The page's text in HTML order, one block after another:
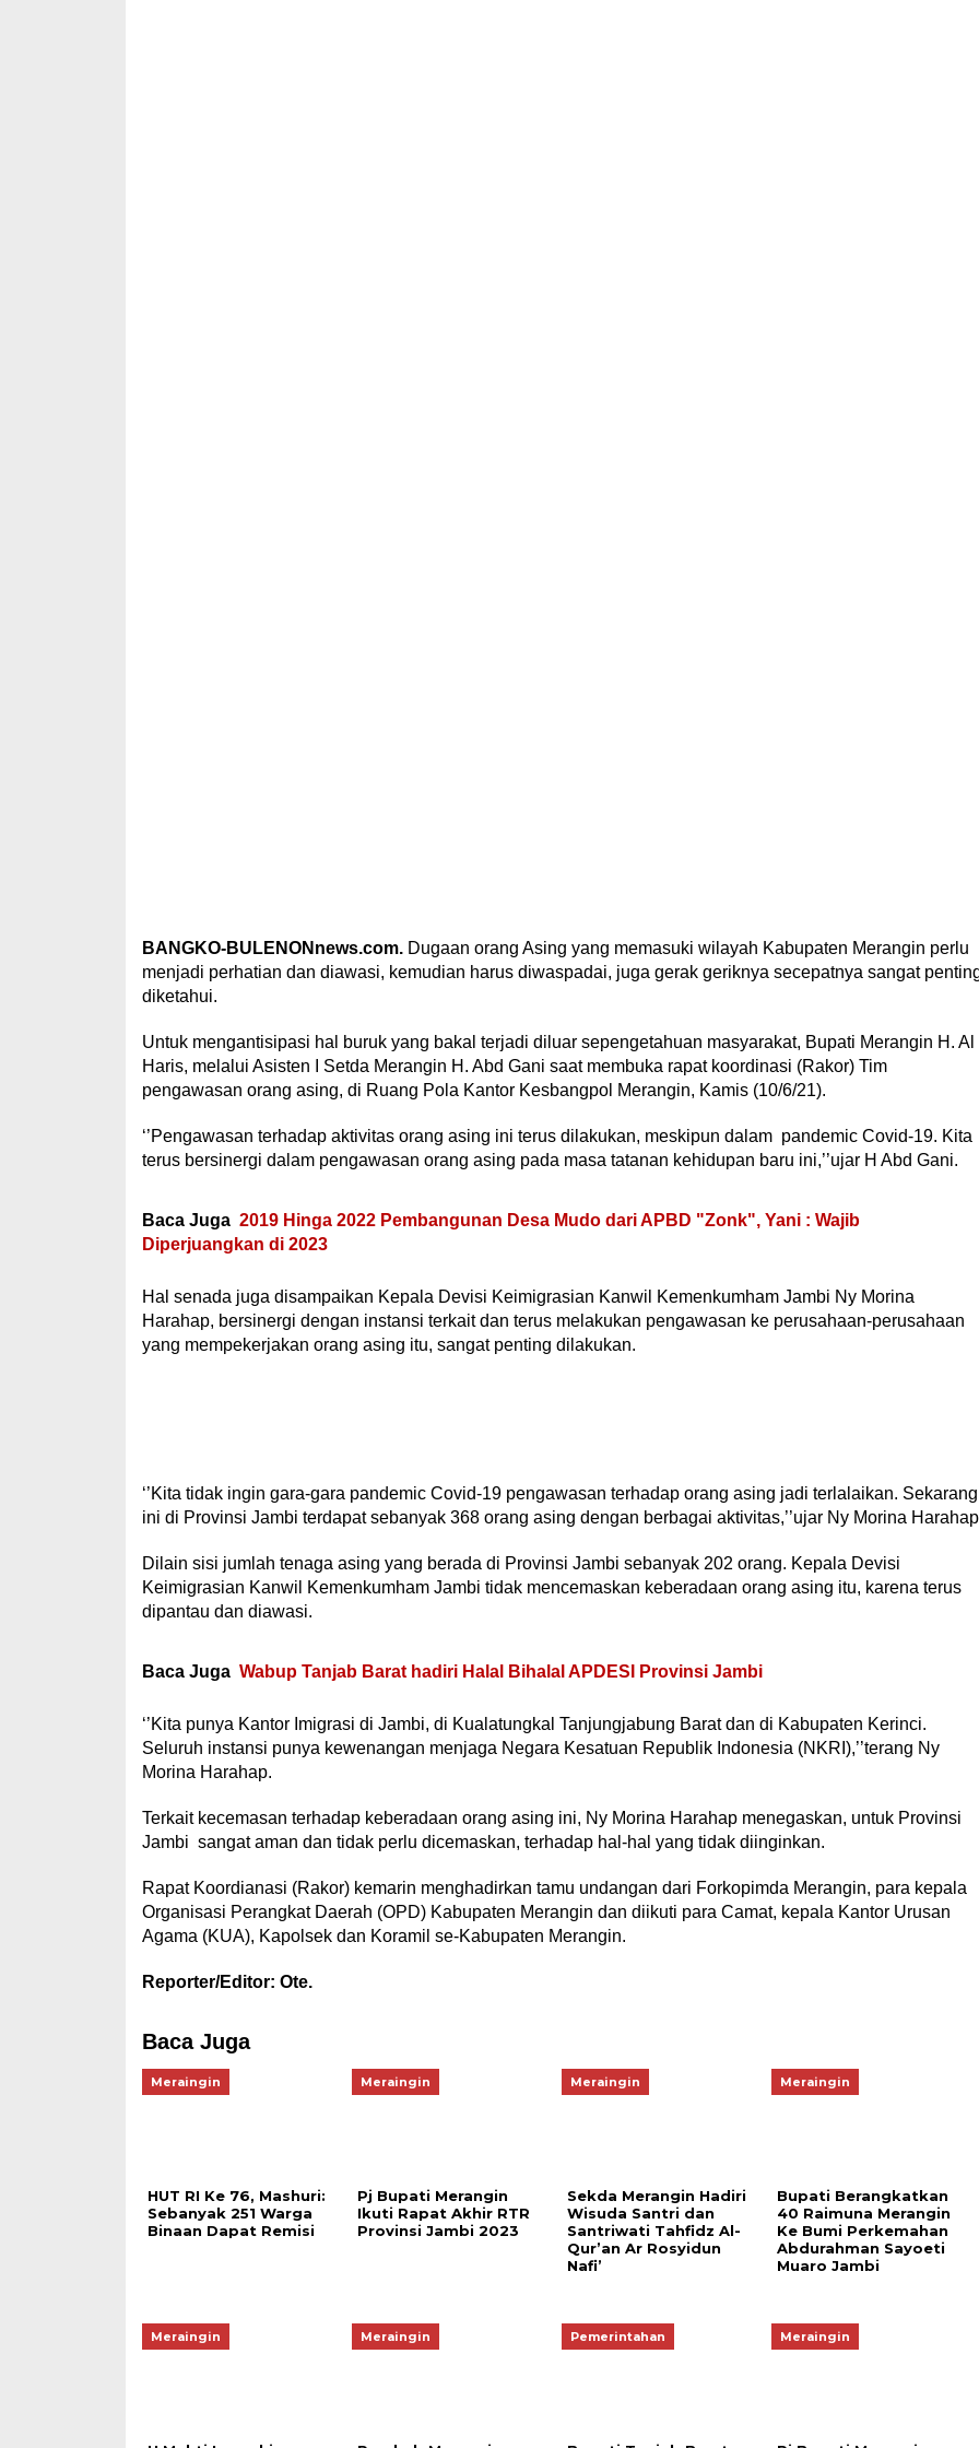
BANGKO-BULENONnews.com. Dugaan orang Asing yang memasuki wilayah Kabupaten Merangin perlu
menjadi perhatian dan diawasi, kemudian harus diwaspadai, juga gerak geriknya secepatnya sangat
diketahui.
Untuk mengantisipasi hal buruk yang bakal terjadi diluar sepengetahuan masyarakat, Bupati Merangin H. Al
Haris, melalui Asisten I Setda Merangin H. Abd Gani saat membuka rapat koordinasi (Rakor) Tim
pengawasan orang asing, di Ruang Pola Kantor Kesbangpol Merangin, Kamis (10/6/21).
‘’Pengawasan terhadap aktivitas orang asing ini terus dilakukan, meskipun dalam pandemic Covid-19. Kita
terus bersinergi dalam pengawasan orang asing pada masa tatanan kehidupan baru ini,’’ujar H Abd Gani.
Baca Juga 2019 Hinga 2022 Pembangunan Desa Mudo dari APBD "Zonk", Yani : Wajib
Diperjuangkan di 2023
Hal senada juga disampaikan Kepala Devisi Keimigrasian Kanwil Kemenkumham Jambi Ny Morina
Harahap, bersinergi dengan instansi terkait dan terus melakukan pengawasan ke perusahaan-perusahaan
yang mempekerjakan orang asing itu, sangat penting dilakukan.
‘’Kita tidak ingin gara-gara pandemic Covid-19 pengawasan terhadap orang asing jadi terlalaikan. Sekarang
ini di Provinsi Jambi terdapat sebanyak 368 orang asing dengan berbagai aktivitas,’’ujar Ny Morina
Dilain sisi jumlah tenaga asing yang berada di Provinsi Jambi sebanyak 202 orang. Kepala Devisi
Keimigrasian Kanwil Kemenkumham Jambi tidak mencemaskan keberadaan orang asing itu, karena terus
dipantau dan diawasi.
Baca Juga Wabup Tanjab Barat hadiri Halal Bihalal APDESI Provinsi Jambi
‘’Kita punya Kantor Imigrasi di Jambi, di Kualatungkal Tanjungjabung Barat dan di Kabupaten Kerinci.
Seluruh instansi punya kewenangan menjaga Negara Kesatuan Republik Indonesia (NKRI),’’terang Ny
Morina Harahap.
Terkait kecemasan terhadap keberadaan orang asing ini, Ny Morina Harahap menegaskan, untuk Provinsi
Jambi sangat aman dan tidak perlu dicemaskan, terhadap hal-hal yang tidak diinginkan.
Rapat Koordianasi (Rakor) kemarin menghadirkan tamu undangan dari Forkopimda Merangin, para kepala
Organisasi Perangkat Daerah (OPD) Kabupaten Merangin dan diikuti para Camat, kepala Kantor Urusan
Agama (KUA), Kapolsek dan Koramil se-Kabupaten Merangin.
Reporter/Editor: Ote.
Baca Juga
Meraingin
HUT RI Ke 76, Mashuri:
Sebanyak 251 Warga
Binaan Dapat Remisi
Meraingin
Pj Bupati Merangin
Ikuti Rapat Akhir RTR
Provinsi Jambi 2023
Meraingin
Sekda Merangin Hadiri
Wisuda Santri dan
Santriwati Tahfidz Al-
Qur’an Ar Rosyidun
Nafi’
Meraingin
Bupati Berangkatkan
40 Raimuna Merangin
Ke Bumi Perkemahan
Abdurahman Sayoeti
Muaro Jambi
Meraingin Meraingin Pemerintahan Meraingin